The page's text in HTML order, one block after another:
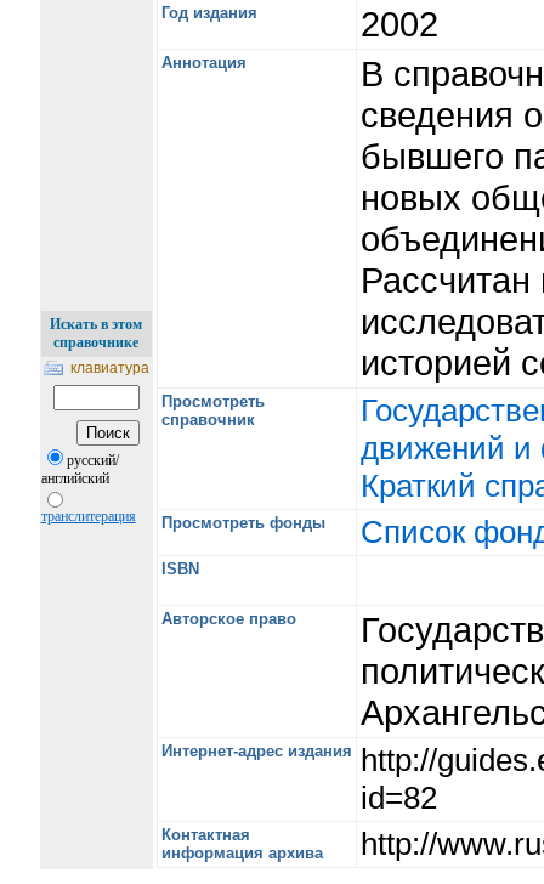
Год издания 2002
Аннотация
В
сведения
бывшего
новых
Расcчитан
историей
Просмотреть
справочник
движений и
Краткий
Просмотреть фонды Список
ISBN
Авторское право
Интернет-адрес издания http://
id=82
Контактная
информация архива
http://
Искать в этом
справочнике
клавиатура
русский/
английский
транслитерация